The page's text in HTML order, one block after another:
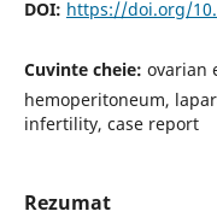
DOI: https://doi.org/
Cuvinte cheie: ovarian
hemoperitoneum,
infertility, case report
Rezumat